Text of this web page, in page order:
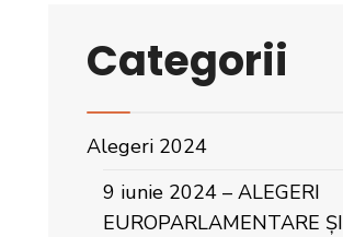
Categorii
Alegeri 2024
9 iunie 2024 – ALEGERI
EUROPARLAMENTARE ȘI